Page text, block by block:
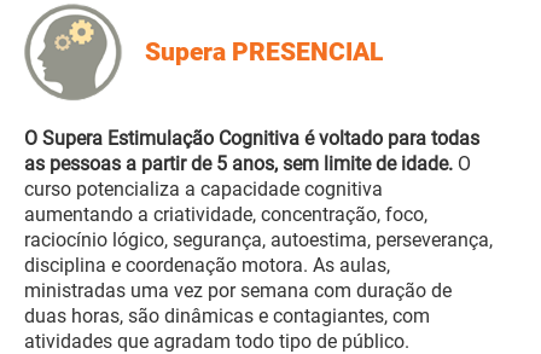
Supera PRESENCIAL
O Supera Estimulação Cognitiva é voltado para todas
as pessoas a partir de 5 anos, sem limite de idade. O
curso potencializa a capacidade cognitiva
aumentando a criatividade, concentração, foco,
raciocínio lógico, segurança, autoestima, perseverança,
disciplina e coordenação motora. As aulas,
ministradas uma vez por semana com duração de
duas horas, são dinâmicas e contagiantes, com
atividades que agradam todo tipo de público.